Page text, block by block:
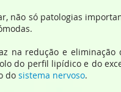
não só patologias
na redução e eliminação
do perfil lipídico e do
do sistema nervoso.